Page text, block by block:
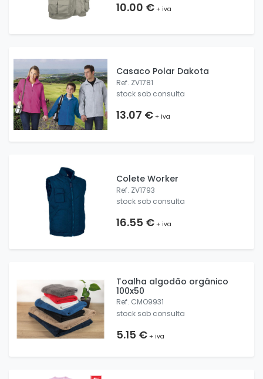
10.00 €+ iva
Casaco Polar Dakota
Ref. ZV1781
stock sob consulta
13.07 €+ iva
Colete Worker
Ref. ZV1793
stock sob consulta
16.55 €+ iva
Toalha algodão orgânico
100x50
Ref. CMO9931
stock sob consulta
5.15 €+ iva